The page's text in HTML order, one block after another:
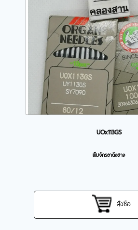
UOx113GS
เข็มจักรลาดึงยาง
สั่งซื้อ